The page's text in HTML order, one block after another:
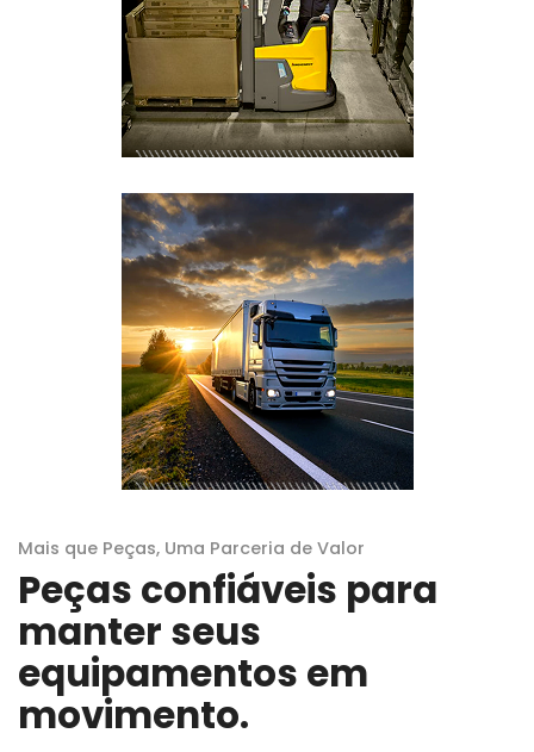
Mais que Peças, Uma Parceria de Valor
Peças confiáveis para
manter seus
equipamentos em
movimento.